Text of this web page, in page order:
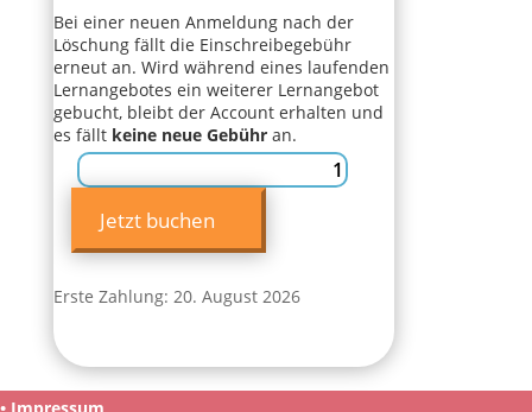
Bei einer neuen Anmeldung nach der
Löschung fällt die Einschreibegebühr
erneut an. Wird während eines laufenden
Lernangebotes ein weiterer Lernangebot
gebucht, bleibt der Account erhalten und
es fällt keine neue Gebühran.
Englisch
für
Kids
Menge
Jetzt buchen
Erste Zahlung: 20. August 2026